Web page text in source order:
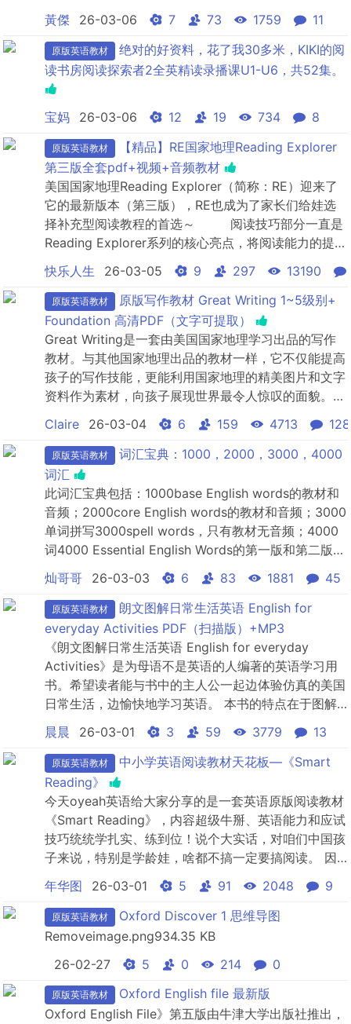
者，因此理念都是相同的～由词汇语言教授Paul
Nation继4000词之后又一著作，对比前一套的单词更
加生活化，能实际运用，内容也精简到了4册4000词更
适合考试用，可以作为托福雅思考试词...
黃傑 26-03-06 7 73 1759 11
原版英语教材
绝对的好资料，花了我30多米，KIKI的阅
读书房阅读探索者2全英精读录播课U1-U6，共52集。
宝妈 26-03-06 12 19 734 8
原版英语教材
【精品】RE国家地理Reading Explorer
第三版全套pdf+视频+音频教材
美国国家地理Reading Explorer（简称：RE）迎来了
它的最新版本（第三版），RE也成为了家长们给娃选
择补充型阅读教程的首选～ 阅读技巧部分一直是
Reading Explorer系列的核心亮点，将阅读能力的提升
和训练渗透在日常学习之中。在每篇阅读文章之后、练
习题之前布置了阅读技巧指导，这一部分实用又高效。
在全新版本中...
快乐人生 26-03-05 9 297 13190
原版英语教材
原版写作教材 Great Writing 1~5级别+
Foundation 高清PDF（文字可提取）
Great Writing是一套由美国国家地理学习出品的写作
教材。与其他国家地理出品的教材一样，它不仅能提高
孩子的写作技能，更能利用国家地理的精美图片和文字
资料作为素材，向孩子展现世界最令人惊叹的面貌。这
套教材将写作结构、技巧拆分开来，从语法、词汇、拼
写、修辞手法等各个角度进行训练，帮孩子夯实写作基
础。这套教材清晰的学习结构，每个单元都分为四个部
分：①学习一项写作技巧（Writing）②学习写作中...
Claire 26-03-04 6 159 4713 128
原版英语教材
词汇宝典：1000，2000，3000，4000
词汇
此词汇宝典包括：1000base English words的教材和
音频；2000core English words的教材和音频；3000
单词拼写3000spell words，只有教材无音频；4000
词4000 Essential English Words的第一版和第二版的
音频、视频和教材。
灿哥哥 26-03-03 6 83 1881 45
原版英语教材
朗文图解日常生活英语 English for
everyday Activities PDF（扫描版）+MP3
《朗文图解日常生活英语 English for everyday
Activities》是为母语不是英语的人编著的英语学习用
书。希望读者能与书中的主人公一起边体验仿真的美国
日常生活，边愉快地学习英语。 本书的特点在于图解
丰富，因为对于在日常生活中常用的表达方式直到动
作、状态的细节都有具体的图示，所以即使母语是英语
的读者也能重新阶段性地体会到语言的内涵。
晨晨 26-03-01 3 59 3779 13
原版英语教材
中小学英语阅读教材天花板—《Smart
Reading》
今天oyeah英语给大家分享的是一套英语原版阅读教材
《Smart Reading》，内容超级牛掰、英语能力和应试
技巧统统学扎实、练到位！ 说个大实话，对咱们中国孩
子来说，特别是学龄娃，啥都不搞一定要搞阅读。 因
为它完美兼顾了英语应试和能力，围绕阅读，可以顺势
积累起来非常深厚的词汇、语法、听、写等等等知识&
技能——如果你不打算走纯原版路线以后送娃出国的
话，投资阅读，性价比奇高。 ...
年华图 26-03-01 5 91 2048 9
原版英语教材
Oxford Discover 1 思维导图
Removeimage.png934.35 KB
26-02-27
5 0 214 0
原版英语教材
Oxford English file 最新版
Oxford English File》第五版由牛津大学出版社推出，